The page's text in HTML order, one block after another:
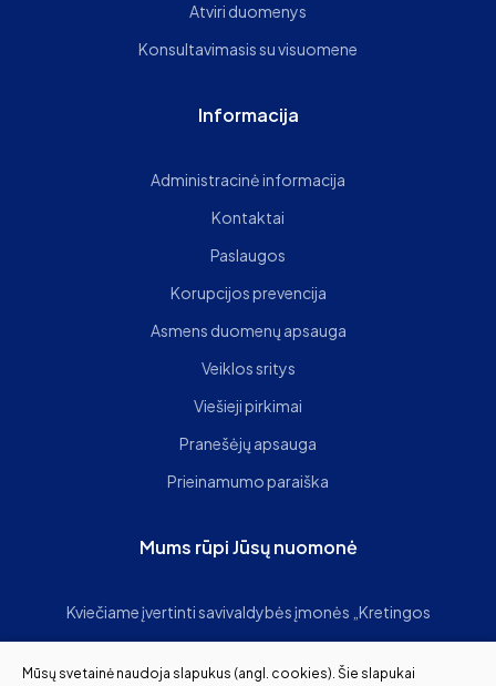
Atviri duomenys
Konsultavimasis su visuomene
Informacija
Administracinė informacija
Kontaktai
Paslaugos
Korupcijos prevencija
Asmens duomenų apsauga
Veiklos sritys
Viešieji pirkimai
Pranešėjų apsauga
Prieinamumo paraiška
Mums rūpi Jūsų nuomonė
Kviečiame įvertinti savivaldybės įmonės „Kretingos
Mūsų svetainė naudoja slapukus (angl. cookies). Šie slapukai